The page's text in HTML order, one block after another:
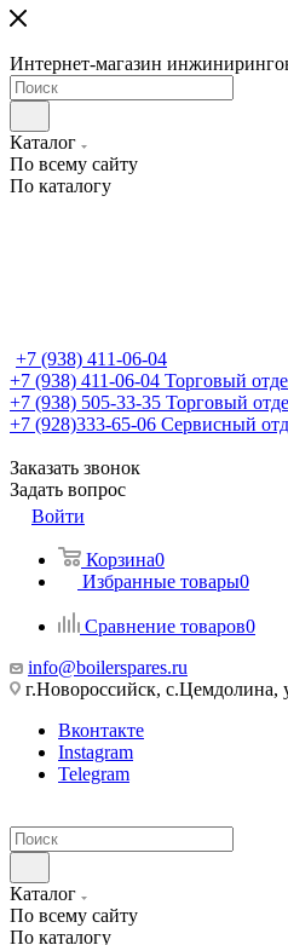
Интернет-магазин
Каталог
По всему сайту
По каталогу
+7 (938) 411-06-04
+7 (938) 411-06-04 Торговый
+7 (938) 505-33-35 Торговый
+7 (928)333-65-06 Сервисный
Заказать звонок
Задать вопрос
Войти
Корзина0
Избранные товары0
Сравнение товаров0
info@boilerspares.ru
г.Новороссийск, с.Цемдолина,
Вконтакте
Instagram
Telegram
Каталог
По всему сайту
По каталогу